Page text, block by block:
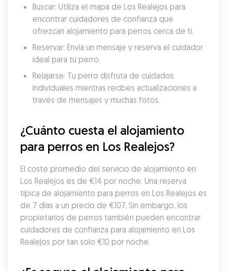
Buscar: Utiliza el mapa de Los Realejos para
encontrar cuidadores de confianza que
ofrezcan alojamiento para perros cerca de ti.
Reservar: Envía un mensaje y reserva el cuidador
ideal para tu perro.
Relajarse: Tu perro disfruta de cuidados
individuales mientras recibes actualizaciones a
través de mensajes y muchas fotos.
¿Cuánto cuesta el alojamiento
para perros en Los Realejos?
El coste promedio del servicio de alojamiento en
Los Realejos es de €14 por noche. Una reserva
típica de alojamiento para perros en Los Realejos es
de 7 días a un precio de €107. Sin embargo, los
propietarios de perros también pueden encontrar
cuidadores de confianza para alojamiento en Los
Realejos por tan solo €10 por noche.